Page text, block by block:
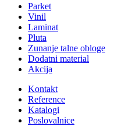
Parket
Vinil
Laminat
Pluta
Zunanje talne obloge
Dodatni material
Akcija
Kontakt
Reference
Katalogi
Poslovalnice